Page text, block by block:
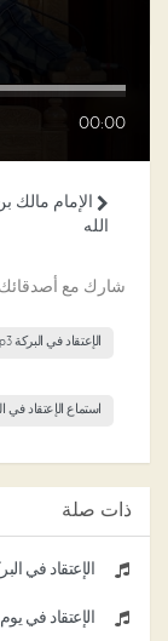
00:00
الإمام مالك
الله
شارك مع أصدقائك
الإعتقاد في البركة mp3
استماع الإعتقاد في
ذات صلة
الإعتقاد في
الإعتقاد في